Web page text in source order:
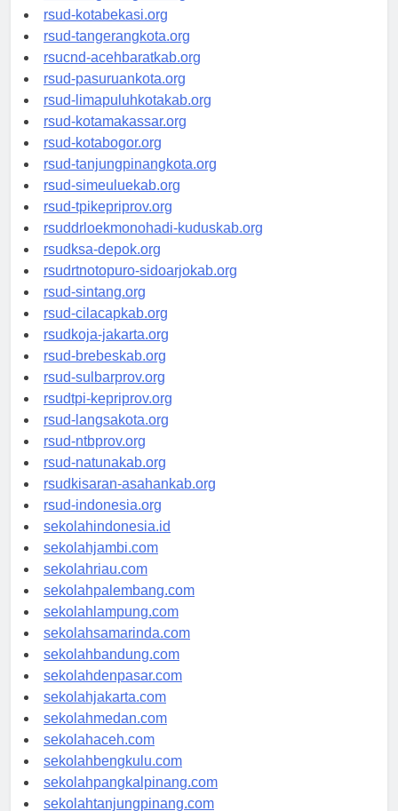
rsud-tangerangkab.org
rsud-kotabekasi.org
rsud-tangerangkota.org
rsucnd-acehbaratkab.org
rsud-pasuruankota.org
rsud-limapuluhkotakab.org
rsud-kotamakassar.org
rsud-kotabogor.org
rsud-tanjungpinangkota.org
rsud-simeuluekab.org
rsud-tpikepriprov.org
rsuddrloekmonohadi-kuduskab.org
rsudksa-depok.org
rsudrtnotopuro-sidoarjokab.org
rsud-sintang.org
rsud-cilacapkab.org
rsudkoja-jakarta.org
rsud-brebeskab.org
rsud-sulbarprov.org
rsudtpi-kepriprov.org
rsud-langsakota.org
rsud-ntbprov.org
rsud-natunakab.org
rsudkisaran-asahankab.org
rsud-indonesia.org
sekolahindonesia.id
sekolahjambi.com
sekolahriau.com
sekolahpalembang.com
sekolahlampung.com
sekolahsamarinda.com
sekolahbandung.com
sekolahdenpasar.com
sekolahjakarta.com
sekolahmedan.com
sekolahaceh.com
sekolahbengkulu.com
sekolahpangkalpinang.com